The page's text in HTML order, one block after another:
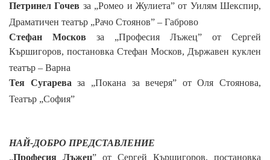
Петринел Гочев за „Ромео и Жулиета” от Уилям Шекспир,
Драматичен театър „Рачо Стоянов” – Габрово
Стефан Москов
за „Професия Лъжец” от Сергей
Кършигоров, постановка Стефан Москов, Държавен куклен
театър – Варна
Тея Сугарева за „Покана за вечеря” от Оля Стоянова,
Театър „София”
НАЙ-ДОБРО ПРЕДСТАВЛЕНИЕ
„Професия Лъжец” от Сергей Кършигоров, постановка